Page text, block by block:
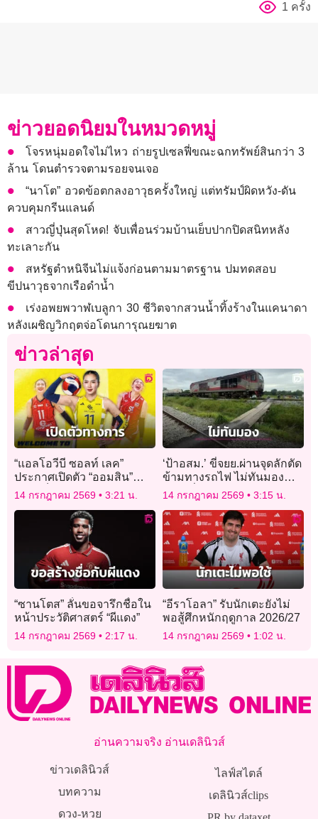
1 ครั้ง
ข่าวยอดนิยมในหมวดหมู่
โจรหนุ่มอดใจไม่ไหว ถ่ายรูปเซลฟี่ขณะฉกทรัพย์สินกว่า 3
ล้าน โดนตำรวจตามรอยจนเจอ
“นาโต” อวดข้อตกลงอาวุธครั้งใหญ่ แต่ทรัมป์ผิดหวัง-ดัน
ควบคุมกรีนแลนด์
สาวญี่ปุ่นสุดโหด! จับเพื่อนร่วมบ้านเย็บปากปิดสนิทหลัง
ทะเลาะกัน
สหรัฐตำหนิจีนไม่แจ้งก่อนตามมาตรฐาน ปมทดสอบ
ขีปนาวุธจากเรือดำน้ำ
เร่งอพยพวาฬเบลูกา 30 ชีวิตจากสวนน้ำทิ้งร้างในแคนาดา
หลังเผชิญวิกฤตจ่อโดนการุณยฆาต
ข่าวล่าสุด
“แอลโอวีบี ซอลท์ เลค”
ประกาศเปิดตัว “ออมสิน”
อย่างเป็นทางการ
14 กรกฎาคม 2569 3:21 น.
‘ป้าอสม.’ ขี่จยย.ผ่านจุดลักตัด
ข้ามทางรถไฟ ไม่ทันมอง
รถไฟวิ่งผ่าน ถูกชนดับสลด
14 กรกฎาคม 2569 3:15 น.
“ซานโตส” ลั่นขอจารึกชื่อใน
หน้าประวัติศาสตร์ “ผีแดง”
14 กรกฎาคม 2569 2:17 น.
“อีราโอลา” รับนักเตะยังไม่
พอสู้ศึกหนักฤดูกาล 2026/27
14 กรกฎาคม 2569 1:02 น.
อ่านความจริง อ่านเดลินิวส์
ข่าวเดลินิวส์
บทความ
ดวง-หวย
ไลฟ์สไตล์
เดลินิวส์clips